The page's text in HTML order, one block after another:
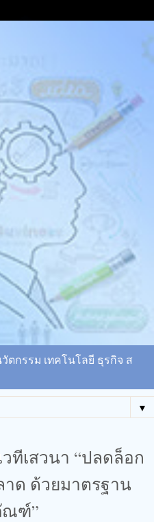
ตกรรม เทคโนโลยี ธุรกิจ ส
▼
ทีเสวนา “ปลดล็อก
ด ด้วยมาตรฐาน
ณฑ์”